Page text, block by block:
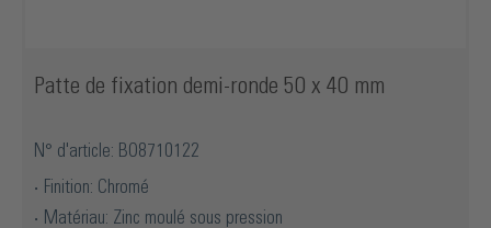
Patte de fixation demi-ronde 50 x 40 mm
N° d'article: BO8710122
Finition: Chromé
Matériau: Zinc moulé sous pression